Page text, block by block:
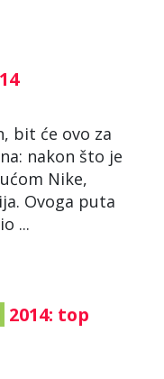
bit će ovo za
nakon što je
Nike,
Ovoga puta
...
2014: top